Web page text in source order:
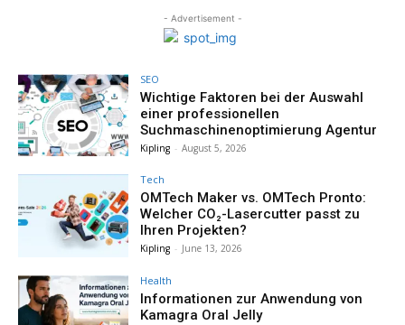
- Advertisement -
SEO
Wichtige Faktoren bei der Auswahl
einer professionellen
Suchmaschinenoptimierung Agentur
Kipling - August 5, 2026
Tech
OMTech Maker vs. OMTech Pronto:
Welcher CO₂-Lasercutter passt zu
Ihren Projekten?
Kipling - June 13, 2026
Health
Informationen zur Anwendung von
Kamagra Oral Jelly